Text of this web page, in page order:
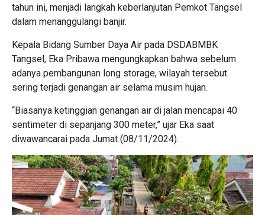
tahun ini, menjadi langkah keberlanjutan Pemkot Tangsel
dalam menanggulangi banjir.
Kepala Bidang Sumber Daya Air pada DSDABMBK
Tangsel, Eka Pribawa mengungkapkan bahwa sebelum
adanya pembangunan long storage, wilayah tersebut
sering terjadi genangan air selama musim hujan.
“Biasanya ketinggian genangan air di jalan mencapai 40
sentimeter di sepanjang 300 meter,” ujar Eka saat
diwawancarai pada Jumat (08/11/2024).